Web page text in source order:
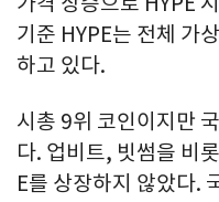
기준 HYPE는 전체 가
하고 있다.
시총 9위 코인이지만
다. 업비트, 빗썸을 비
E를 상장하지 않았다.